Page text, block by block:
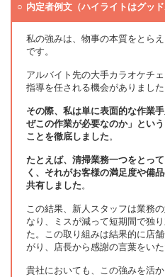
内定者例文（ハイライトはグッド
私の強みは、物事の本質をとら
です。
アルバイト先の大手カラオケチ
指導を任される機会がありました
その際、私は単に表面的な作業
ぜこの作業が必要なのか」とい
ことを徹底しました。
たとえば、清掃業務一つをとっ
く、それがお客様の満足度や備
共有しました。
この結果、新人スタッフは業務
なり、ミスが減って短期間で独
た。この取り組みは結果的に店
がり、店長から感謝の言葉をいた
貴社においても、この強みを活